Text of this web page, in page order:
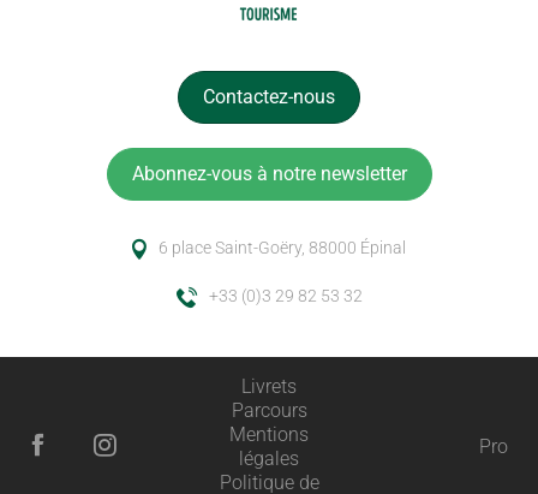
Contactez-nous
Abonnez-vous à notre newsletter
6 place Saint-Goëry, 88000 Épinal
+33 (0)3 29 82 53 32
Livrets
Parcours
Mentions
légales
Politique de
Pro